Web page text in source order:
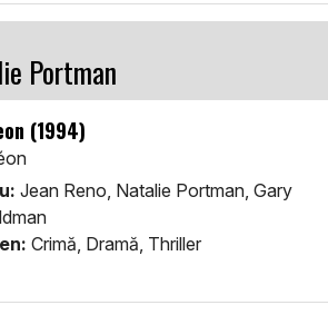
Portman
(1994)
Jean Reno, Natalie Portman, Gary
Crimă, Dramă, Thriller